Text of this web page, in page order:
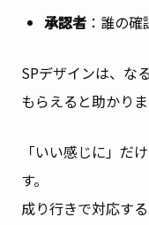
承認者：誰の確
SPデザインは、な
もらえると助かりま
「いい感じに」だ
す。
成り行きで対応す